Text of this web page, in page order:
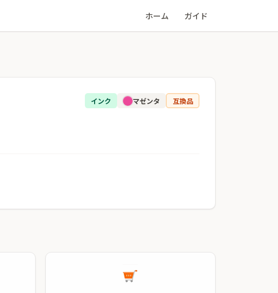
ホーム ガイド
インク マゼンタ 互換品